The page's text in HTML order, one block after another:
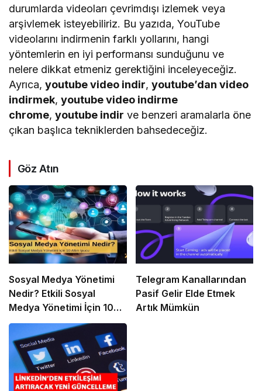
durumlarda videoları çevrimdışı izlemek veya
arşivlemek isteyebiliriz. Bu yazıda, YouTube
videolarını indirmenin farklı yollarını, hangi
yöntemlerin en iyi performansı sunduğunu ve
nelere dikkat etmeniz gerektiğini inceleyeceğiz.
Ayrıca,youtube video indir,youtube’dan video
indirmek,youtube video indirme
chrome,youtube indir ve benzeri aramalarla öne
çıkan başlıca tekniklerden bahsedeceğiz.
Göz Atın
Sosyal Medya Yönetimi
Nedir? Etkili Sosyal
Medya Yönetimi İçin 10
Altın İpucu
Telegram Kanallarından
Pasif Gelir Elde Etmek
Artık Mümkün